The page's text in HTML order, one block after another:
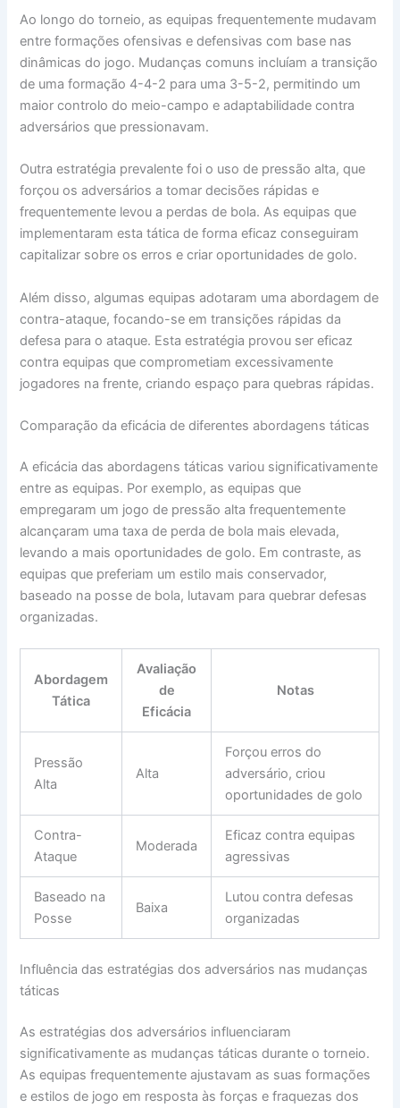
Ao longo do torneio, as equipas frequentemente mudavam
entre formações ofensivas e defensivas com base nas
dinâmicas do jogo. Mudanças comuns incluíam a transição
de uma formação 4-4-2 para uma 3-5-2, permitindo um
maior controlo do meio-campo e adaptabilidade contra
adversários que pressionavam.
Outra estratégia prevalente foi o uso de pressão alta, que
forçou os adversários a tomar decisões rápidas e
frequentemente levou a perdas de bola. As equipas que
implementaram esta tática de forma eficaz conseguiram
capitalizar sobre os erros e criar oportunidades de golo.
Além disso, algumas equipas adotaram uma abordagem de
contra-ataque, focando-se em transições rápidas da
defesa para o ataque. Esta estratégia provou ser eficaz
contra equipas que comprometiam excessivamente
jogadores na frente, criando espaço para quebras rápidas.
Comparação da eficácia de diferentes abordagens táticas
A eficácia das abordagens táticas variou significativamente
entre as equipas. Por exemplo, as equipas que
empregaram um jogo de pressão alta frequentemente
alcançaram uma taxa de perda de bola mais elevada,
levando a mais oportunidades de golo. Em contraste, as
equipas que preferiam um estilo mais conservador,
baseado na posse de bola, lutavam para quebrar defesas
organizadas.
Abordagem
Tática
Avaliação
de
Eficácia
Notas
Pressão
Alta
Alta
Forçou erros do
adversário, criou
oportunidades de golo
Contra-
Ataque
Moderada
Eficaz contra equipas
agressivas
Baseado na
Posse
Baixa
Lutou contra defesas
organizadas
Influência das estratégias dos adversários nas mudanças
táticas
As estratégias dos adversários influenciaram
significativamente as mudanças táticas durante o torneio.
As equipas frequentemente ajustavam as suas formações
e estilos de jogo em resposta às forças e fraquezas dos